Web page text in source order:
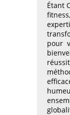
Étant
pour